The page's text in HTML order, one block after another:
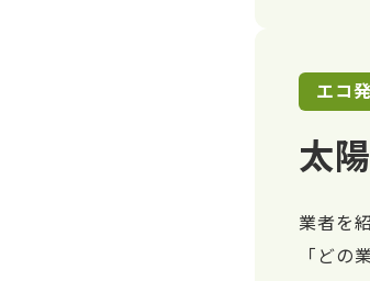
エコ
太
業者を
「どの